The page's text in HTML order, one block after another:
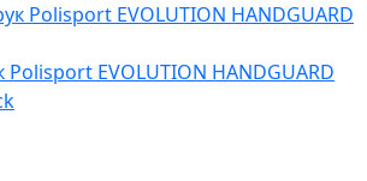
EVOLUTION HANDGUARD